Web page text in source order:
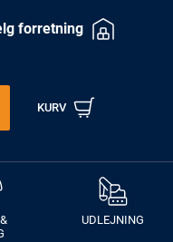
forretning
KURV
UDLEJNING